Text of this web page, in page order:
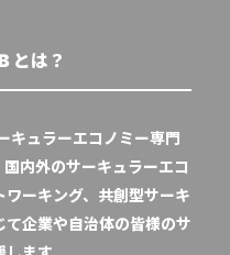
とは？
ュラーエコノミー専門
内外のサーキュラーエコ
ーキング、共創型サーキ
企業や自治体の皆様のサ